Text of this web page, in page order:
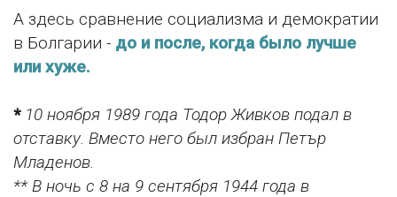
А здесь сравнение социализма и демократии
в Болгарии - до и после, когда было лучше
или хуже.
* 10 ноября 1989 года Тодор Живков подал в
отставку. Вместо него был избран Петър
Младенов.
** В ночь с 8 на 9 сентября 1944 года в